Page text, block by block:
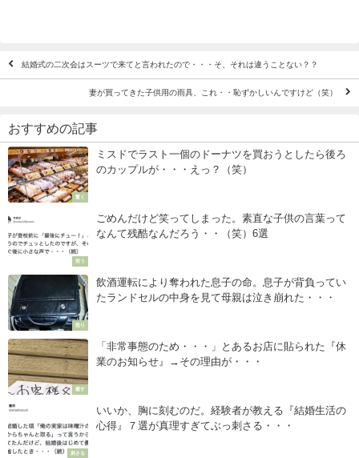
結婚式の二次会はスーツで来てと言われたので・・・そ、それは違うことない？？
妻が買ってきた子供用の雨具、これ・・恥ずかしいんですけど（笑）
おすすめの記事
驚く
ミスドでラスト一個のドーナツを買おうとしたら後ろ
のカップルが・・・えっ？（笑）
笑う
ごめんだけど笑ってしまった。素直な子供の言葉って
なんて残酷なんだろう・・（笑）6選
怒り
飲酒運転により奪われた息子の命。息子が背負ってい
たランドセルの中身を見て母親は泣き崩れた・・・
癒す
「非常事態のため・・・」とあるお店に貼られた『休
業のお知らせ』→その理由が・・・
刺さる
いいか、胸に刻むのだ。経験者が教える『結婚生活の
心得』７選が真理すぎてぶっ刺さる・・・